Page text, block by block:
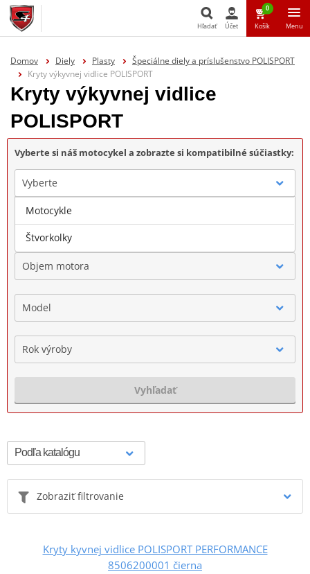
Hľadať
Hľadať Účet
0
Košík Menu
Domov Diely Plasty
Špeciálne diely a príslušenstvo POLISPORT
Kryty výkyvnej vidlice POLISPORT
Kryty výkyvnej vidlice
POLISPORT
Vyberte si náš motocykel a zobrazte si kompatibilné súčiastky:
Vyberte
Značka
Objem motora
Model
Rok výroby
Vyhľadať
Zobraziť filtrovanie
Kryty kyvnej vidlice POLISPORT PERFORMANCE
8506200001 čierna
Motocykle
Štvorkolky